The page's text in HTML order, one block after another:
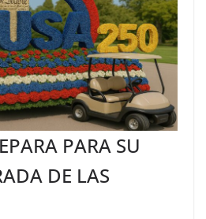
PARA SU
DE LAS